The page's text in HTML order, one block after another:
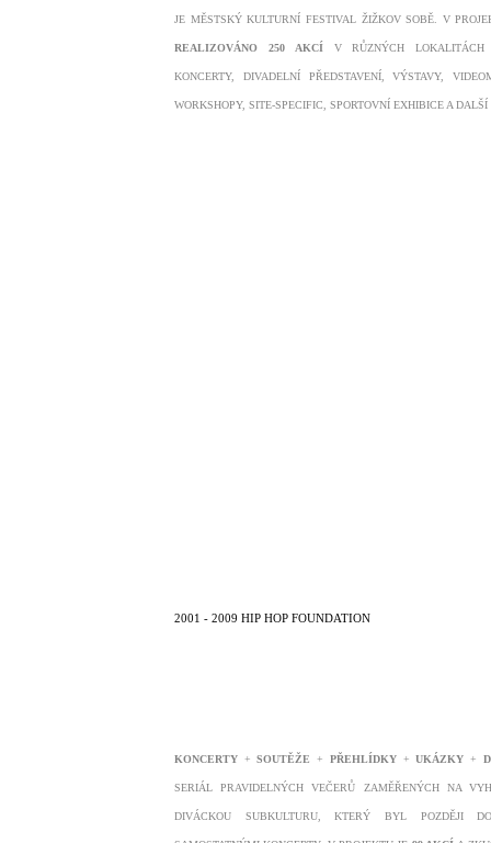
JE MĚSTSKÝ KULTURNÍ FESTIVAL ŽIŽKOV SOBĚ. V
REALIZOVÁNO 250 AKCÍV RŮZNÝCH LOKALITÁCH
KONCERTY, DIVADELNÍ PŘEDSTAVENÍ, VÝSTAVY,
WORKSHOPY, SITE-SPECIFIC, SPORTOVNÍ EXHIBICE A
2001 - 2009 HIP HOP FOUNDATION
KONCERTY +SOUTĚŽE + PŘEHLÍDKY+UKÁZKY +
SERIÁL PRAVIDELNÝCH VEČERŮ ZAMĚŘENÝCH NA
DIVÁCKOU SUBKULTURU, KTERÝ BYL POZDĚJI